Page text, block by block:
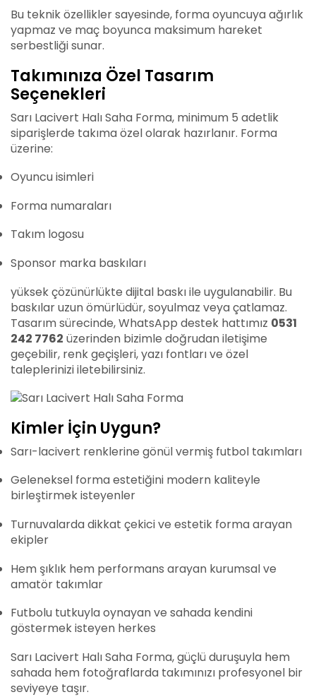
Bu teknik özellikler sayesinde, forma oyuncuya ağırlık
yapmaz ve maç boyunca maksimum hareket
serbestliği sunar.
Takımınıza Özel Tasarım
Seçenekleri
Sarı Lacivert Halı Saha Forma, minimum 5 adetlik
siparişlerde takıma özel olarak hazırlanır. Forma
üzerine:
Oyuncu isimleri
Forma numaraları
Takım logosu
Sponsor marka baskıları
yüksek çözünürlükte dijital baskı ile uygulanabilir. Bu
baskılar uzun ömürlüdür, soyulmaz veya çatlamaz.
Tasarım sürecinde, WhatsApp destek hattımız 0531
242 7762 üzerinden bizimle doğrudan iletişime
geçebilir, renk geçişleri, yazı fontları ve özel
taleplerinizi iletebilirsiniz.
Kimler İçin Uygun?
Sarı-lacivert renklerine gönül vermiş futbol takımları
Geleneksel forma estetiğini modern kaliteyle
birleştirmek isteyenler
Turnuvalarda dikkat çekici ve estetik forma arayan
ekipler
Hem şıklık hem performans arayan kurumsal ve
amatör takımlar
Futbolu tutkuyla oynayan ve sahada kendini
göstermek isteyen herkes
Sarı Lacivert Halı Saha Forma, güçlü duruşuyla hem
sahada hem fotoğraflarda takımınızı profesyonel bir
seviyeye taşır.